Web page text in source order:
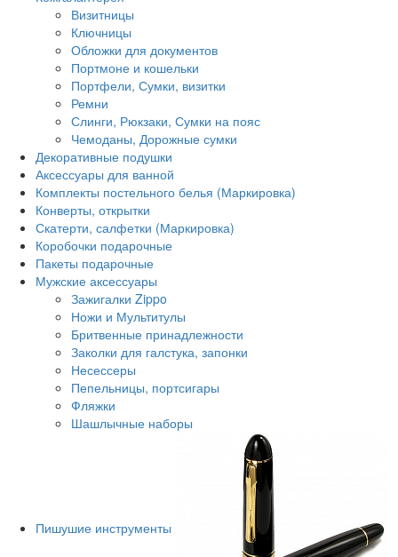
Визитницы
Ключницы
Обложки для документов
Портмоне и кошельки
Портфели, Сумки, визитки
Ремни
Слинги, Рюкзаки, Сумки на пояс
Чемоданы, Дорожные сумки
Декоративные подушки
Аксессуары для ванной
Комплекты постельного белья (Маркировка)
Конверты, открытки
Скатерти, салфетки (Маркировка)
Коробочки подарочные
Пакеты подарочные
Мужские аксессуары
Зажигалки Zippo
Ножи и Мультитулы
Бритвенные принадлежности
Заколки для галстука, запонки
Несессеры
Пепельницы, портсигары
Фляжки
Шашлычные наборы
Пишушие инструменты